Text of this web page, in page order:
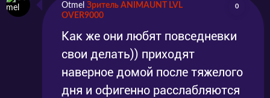
Otmel Зритель ANIMAUNT LVL
OVER9000
0
Как же они любят повседневки
свои делать)) приходят
наверное домой после тяжелого
дня и офигенно расслабляются